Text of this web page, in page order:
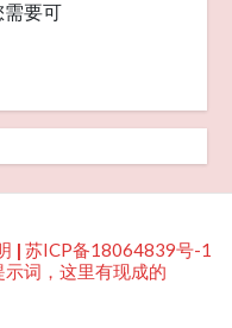
要可
| 苏ICP备18064839号-1
示词，这里有现成的